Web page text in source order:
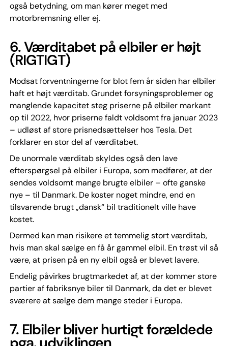
også betydning, om man kører meget med
motorbremsning eller ej.
6. Værditabet på elbiler er højt
(RIGTIGT)
Modsat forventningerne for blot fem år siden har elbiler
haft et højt værditab. Grundet forsyningsproblemer og
manglende kapacitet steg priserne på elbiler markant
op til 2022, hvor priserne faldt voldsomt fra januar 2023
– udløst af store prisnedsættelser hos Tesla. Det
forklarer en stor del af værditabet.
De unormale værditab skyldes også den lave
efterspørgsel på elbiler i Europa, som medfører, at der
sendes voldsomt mange brugte elbiler – ofte ganske
nye – til Danmark. De koster noget mindre, end en
tilsvarende brugt „dansk“ bil traditionelt ville have
kostet.
Dermed kan man risikere et temmelig stort værditab,
hvis man skal sælge en få år gammel elbil. En trøst vil så
være, at prisen på en ny elbil også er blevet lavere.
Endelig påvirkes brugtmarkedet af, at der kommer store
partier af fabriksnye biler til Danmark, da det er blevet
sværere at sælge dem mange steder i Europa.
7.Elbiler bliver hurtigt forældede